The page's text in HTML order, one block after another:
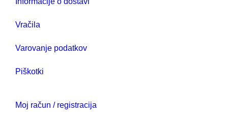
Vračila
Varovanje podatkov
Piškotki
Moj račun / registracija